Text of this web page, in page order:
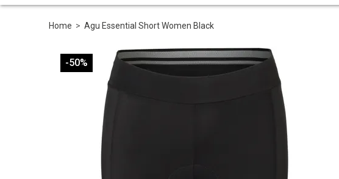
Home > Agu Essential Short Women Black
-50%